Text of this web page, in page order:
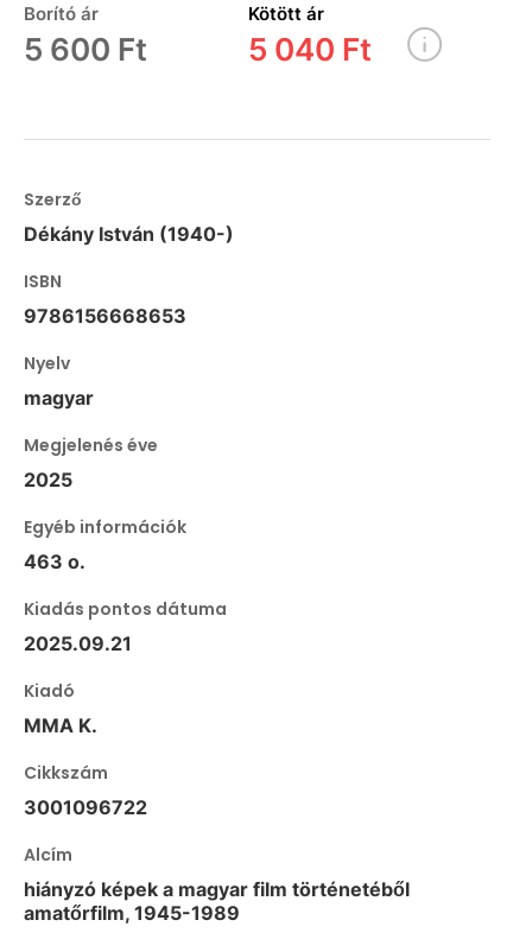
Borító ár
5 600 Ft
Kötött ár
5 040 Ft
Szerző
Dékány István (1940-)
ISBN
9786156668653
Nyelv
magyar
Megjelenés éve
2025
Egyéb információk
463 o.
Kiadás pontos dátuma
2025.09.21
Kiadó
MMA K.
Cikkszám
3001096722
Alcím
hiányzó képek a magyar film történetéből
amatőrfilm, 1945-1989